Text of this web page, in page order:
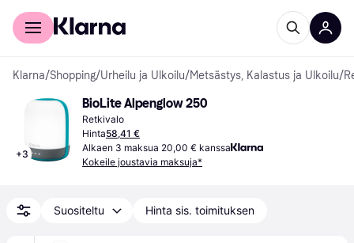
Kuluttajille
Klarna/Shopping/Urheilu ja Ulkoilu/Metsästys, Kalastus ja Ulkoilu/
+3
BioLite Alpenglow 250
Retkivalo
Hinta58,41 €
Alkaen 3 maksua 20,00 € kanssa
Kokeile joustavia maksuja*
Suositeltu Hinta sis. toimituksen